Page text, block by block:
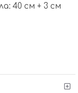
40 см + 3 см